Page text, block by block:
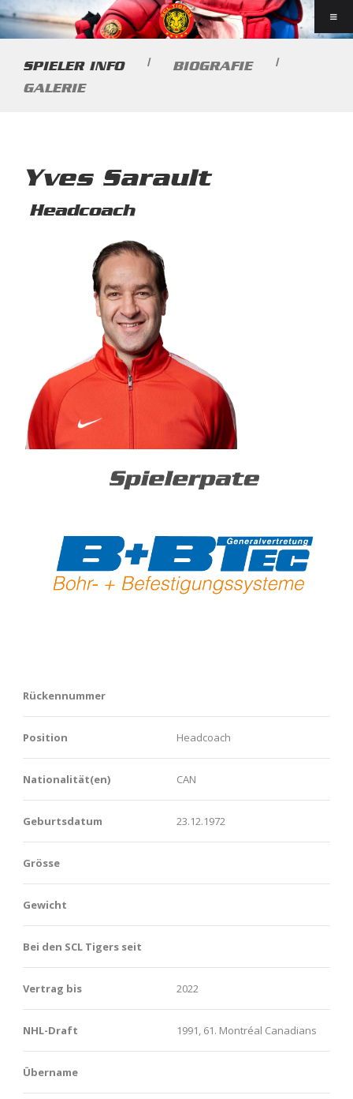
SPIELER INFO | BIOGRAFIE
|
GALERIE
Yves Sarault
Headcoach
Rückennummer
Position Headcoach
Nationalität(en) CAN
Geburtsdatum 23.12.1972
Grösse
Gewicht
Bei den SCL Tigers seit
Vertrag bis 2022
NHL-Draft 1991, 61. Montréal Canadians
Übername